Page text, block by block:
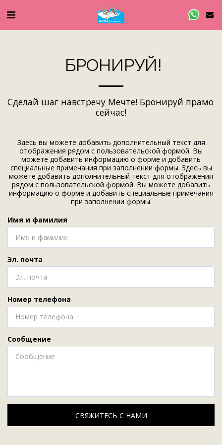
БРОНИРУЙ!
Сделай шаг навстречу Мечте! Бронируй прамо
сейчас!
Здесь вы можете добавить дополнительный текст для
отображения рядом с пользовательской формой. Вы
можете добавить информацию о форме и добавить
специальные примечания при заполнении формы. Здесь вы
можете добавить дополнительный текст для отображения
рядом с пользовательской формой. Вы можете добавить
информацию о форме и добавить специальные примечания
при заполнении формы.
Имя и фамилия
Эл. почта
Номер телефона
Сообщение
СВЯЖИТЕСЬ С НАМИ